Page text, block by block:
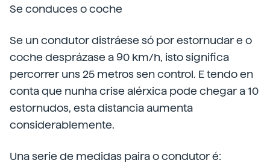
Se conduces o coche
Se un condutor distráese só por estornudar e o
coche desprázase a 90 km/h, isto significa
percorrer uns 25 metros sen control. E tendo en
conta que nunha crise alérxica pode chegar a 10
estornudos, esta distancia aumenta
considerablemente.
Una serie de medidas paira o condutor é: